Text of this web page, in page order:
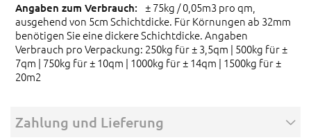
± 75kg / 0,05m3 pro qm,
ausgehend von 5cm Schichtdicke. Für Körnungen ab 32mm
benötigen Sie eine dickere Schichtdicke. Angaben
Verbrauch pro Verpackung: 250kg für ± 3,5qm | 500kg für ±
7qm | 750kg für ± 10qm | 1000kg für ± 14qm | 1500kg für ±
20m2
Zahlung und Lieferung